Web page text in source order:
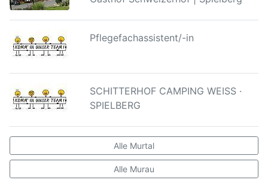
Pflegefachassistent/-in
SCHITTERHOF CAMPING WEISS ·
SPIELBERG
Alle Murtal
Alle Murau